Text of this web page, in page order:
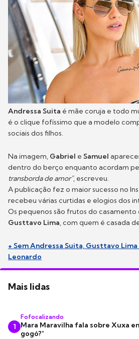
Andressa Suita é mãe coruja e todo
é o clique fofíssimo que a modelo
sociais dos filhos.
Na imagem, Gabriel e Samuel
dentro do berço enquanto acordam
transborda de amor", escreveu.
A publicação fez o maior sucesso no
recebeu várias curtidas e elogios dos
Os pequenos são frutos do
Gusttavo Lima, com quem é casada
+ Sem Andressa Suita, Gusttavo
Leonardo
Mais lidas
1
Fofocalizando
Mara Maravilha fala sobre Xuxa
gogó?"